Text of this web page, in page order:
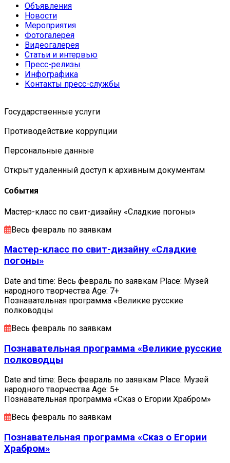
Объявления
Новости
Мероприятия
Фотогалерея
Видеогалерея
Статьи и интервью
Пресс-релизы
Инфографика
Контакты пресс-службы
Государственные услуги
Противодействие коррупции
Персональные данные
Открыт удаленный доступ к архивным документам
События
Мастер-класс по свит-дизайну «Сладкие погоны»
Весь февраль по заявкам
Мастер-класс по свит-дизайну «Сладкие
погоны»
Date and time: Весь февраль по заявкам Place: Музей
народного творчества Age: 7+
Познавательная программа «Великие русские
полководцы
Весь февраль по заявкам
Познавательная программа «Великие русские
полководцы
Date and time: Весь февраль по заявкам Place: Музей
народного творчества Age: 5+
Познавательная программа «Сказ о Егории Храбром»
Весь февраль по заявкам
Познавательная программа «Сказ о Егории
Храбром»